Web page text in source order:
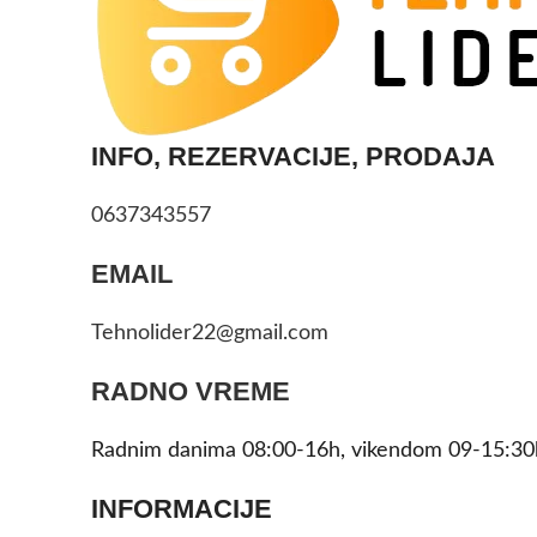
INFO, REZERVACIJE, PRODAJA
0637343557
EMAIL
Tehnolider22@gmail.com
RADNO VREME
Radnim danima 08:00-16h, vikendom 09-
INFORMACIJE